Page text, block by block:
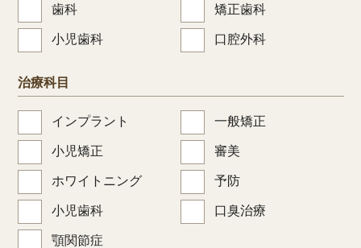
歯科 矯正歯科
小児歯科 口腔外科
治療科目
インプラント 一般矯正
小児矯正 審美
ホワイトニング 予防
小児歯科 口臭治療
顎関節症